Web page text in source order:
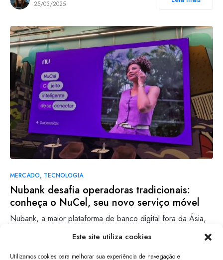
Este site utiliza cookies
Utilizamos cookies para melhorar sua experiência de navegação e
25/03/2025
MERCADO TECNOLOGIA
Nubank desafia operadoras tradicionais:
conheça o NuCel, seu novo serviço móvel
Nubank, a maior plataforma de banco digital fora da Ásia,
anunciou o lançamento do NuCel, seu novo serviço…
Leia mais